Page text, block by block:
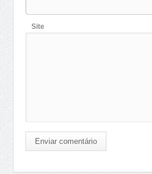
Site
Enviar comentário